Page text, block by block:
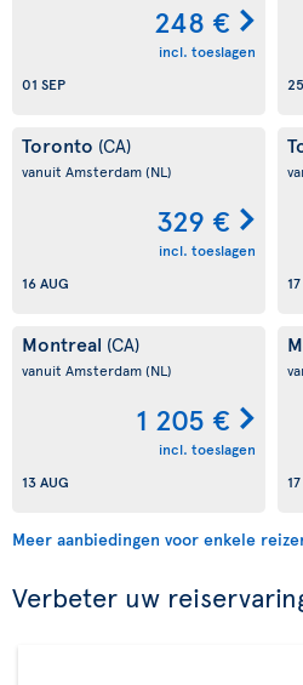
248 €
incl. toeslagen
01 SEP
Toronto (CA)
vanuit Amsterdam(NL)
329 €
incl. toeslagen
16 AUG
Montreal (CA)
vanuit Amsterdam(NL)
1 205 €
incl. toeslagen
13 AUG
Meer aanbiedingen voor enkele
Verbeter uw